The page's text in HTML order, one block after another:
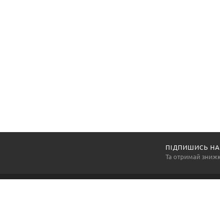
ПІДПИШИСЬ
Та отримай